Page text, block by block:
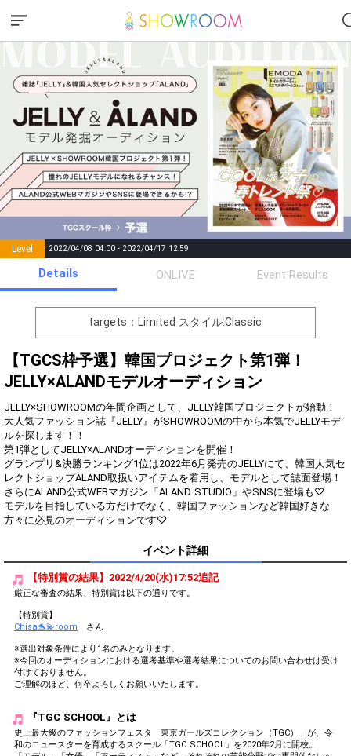
Level 2022/04/08 04:00 - 2022/04/17 12:59
Points List of Goal
number of
positions
Rema
Event Begins!
オリジナルアバター制作権獲
得!!
Gifting
Throw gifts to the stage and join
the live performance.
First, try throwing free Stars
(once a day)! You can also charge
Show Gold to purchase gifts
(available from 1 JPY)! When you
continue to send gifts to the
performer(s), the performer's
popularity ranking and your
To cheer on performers, you can
To send performers paid items,
you must use Show Gold.
Comments
You can post comments. Please
that may offend performers or
other users.
Close
Details ONLIVE Event Results
targets：Limited スタイル:Classic
【TGCS枠予選】韓国プロジェクト第1弾！
JELLY×ALANDモデルオーディション
JELLY×SHOWROOMの年間企画として、JELLY韓国プロジェクトが始動！
大人気ファッション誌『JELLY』がSHOWROOMの中から本気でJELLYモデ
ルを探します！！
第1弾としてJELLY×ALANDオーディションを開催！
グランプリ&決勝ランキング1位は2022年6月発売のJELLYにて、韓国人気セ
レクトショップALAND取扱いアイテムを着用し、モデルとして誌面登場！
さらにALAND公式WEBマガジン「ALAND STUDIO」やSNSに登場も♡
モデルを目指している方だけでなく、韓国ファッションなど韓国好きな
方々に必見のオーディションです♡
イベント詳細
【特別賞の結果】2022/4/20(水)17:52追記
厳正な審査の結果、特別賞は以下の通りです。
【特別賞】
Chisa🐬💫room さん
※選出対象条件により1名のみとなります。
※今回のオーディションにおける選考基準や選考結果についてのお問い合わせは受け
付けておりません。
ご理解のほど、何卒よろしくお願いいたします。
『TGC SCHOOL』とは
史上最大級のファッションフェスタ「東京ガールズコレクション（TGC）」が、令
和のニュースターを育成するスクール「TGC SCHOOL」を2020年2月に開校。